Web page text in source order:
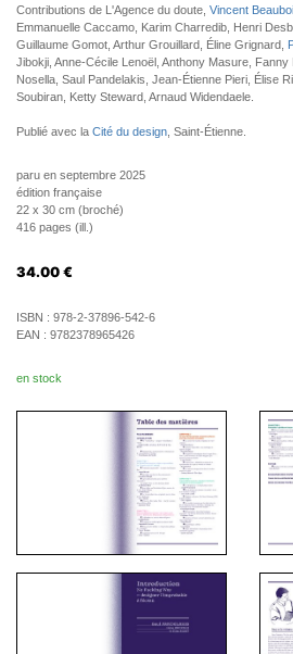
Contributions de L'Agence du doute, Vincent
Emmanuelle Caccamo, Karim Charredib, Henri
Guillaume Gomot, Arthur Grouillard, Éline Grignard,
Jibokji, Anne-Cécile Lenoël, Anthony Masure,
Nosella, Saul Pandelakis, Jean-Étienne Pieri, Élise
Soubiran, Ketty Steward, Arnaud Widendaele.
Publié avec la Cité du design , Saint-Étienne.
paru en septembre 2025
édition française
22 x 30 cm (broché)
416 pages (ill.)
34.00 €
ISBN : 978-2-37896-542-6
EAN : 9782378965426
en stock